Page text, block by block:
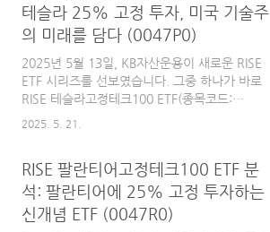
지만 태양광, 풍력 등 재생에너지는 발전량이 불
안정하다는 한계가 있어, 안정적인 기저전원 역
할을 할 수 있는 원자력의 필요성이 더욱 커지고
있습니다. 특히 최근에는 인공지능(AI), 데이터
센터, 전기차 등 첨단 산업의 급격한 성장으로
인해 전력 수요가 폭발적으로 증가하고 있습니
테슬라 25% 고정 투자, 미국 기술주
의 미래를 담다 (0047P0)
2025년 5월 13일, KB자산운용이 새로운 RISE
ETF 시리즈를 선보였습니다. 그중 하나가 바로
RISE 테슬라고정테크100 ETF(종목코드:
구조를 갖추고 있습니다.AI, 로봇, 자율주행 등
4차 산업 핵심 기술의 중심에 선 테슬라의 성장
가능성을 집중 반영하면서도, 리스크 분산이라
는 ETF의 기본 원칙도 놓치지 않은 구조입니다.
2025. 5. 21.
RISE 팔란티어고정테크100 ETF 분
석: 팔란티어에 25% 고정 투자하는
신개념 ETF (0047R0)